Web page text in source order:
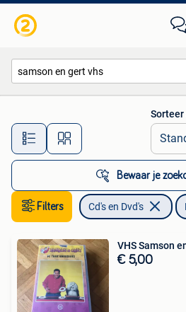
Alle afstanden…
Sorteer
Bewaar je
Filters Cd's en Dvd's
VHS Samson
€ 5,00